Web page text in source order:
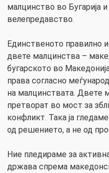
малцинство во Бугарија
велепредавство.
Единственото правилно
двете малцинства –
бугарското во
права согласно
на малцинствата. Двете
претворат во мост за
конфликт. Така ја
од решението, а не од
Ние пледираме за
држава спрема